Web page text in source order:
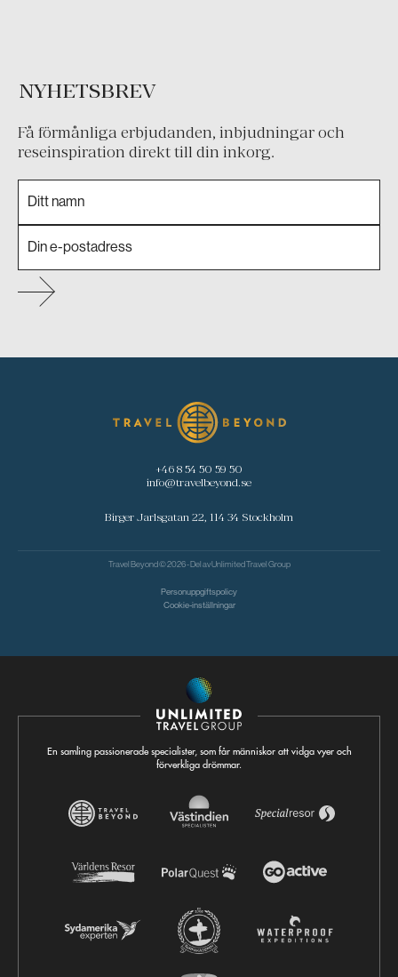
NYHETSBREV
Få förmånliga erbjudanden, inbjudningar och
reseinspiration direkt till din inkorg.
+46 8 54 50 59 50
info@travelbeyond.se
Birger Jarlsgatan 22, 114 34 Stockholm
Travel Beyond © 2026 - Del avUnlimited Travel Group
Personuppgiftspolicy
Cookie-inställningar
En samling passionerade specialister, som får människor att vidga vyer och
förverkliga drömmar.